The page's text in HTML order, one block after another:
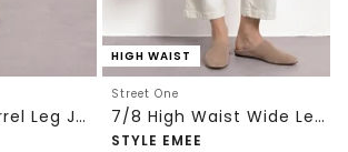
High Waist Barrel Leg Jeans im Loose Fit
HIGH WAIST
Street One
7/8 High Waist Wide Leg Jeans im Loose Fit
STYLE EMEE